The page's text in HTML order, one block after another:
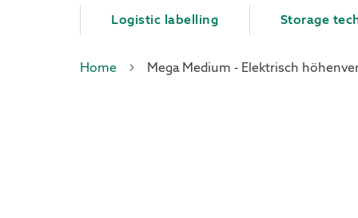
Logistic labelling Storage
Home Mega Medium - Elektrisch